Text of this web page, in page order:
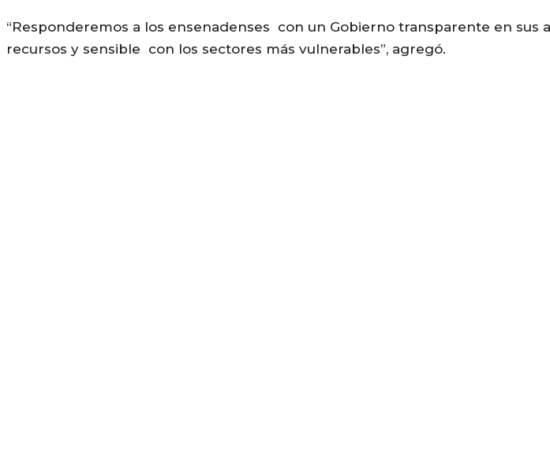
“Responderemos a los ensenadenses con un Gobierno transparente en sus
recursos y sensible con los sectores más vulnerables”, agregó.